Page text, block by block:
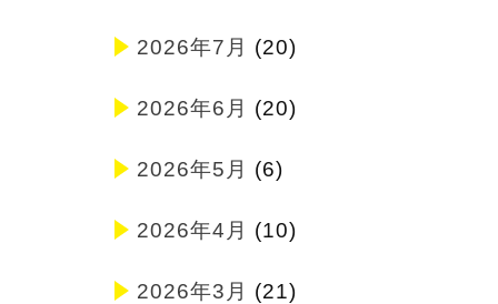
2026年7月 (20)
2026年6月 (20)
2026年5月 (6)
2026年4月 (10)
2026年3月 (21)